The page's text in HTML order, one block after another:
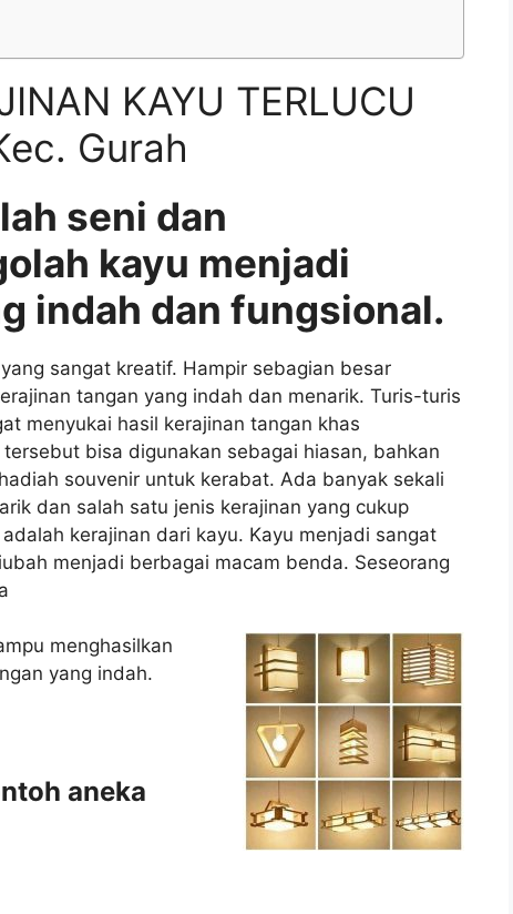
KAYU TERLUCU
Gurah
seni dan
kayu menjadi
indah dan fungsional.
sangat kreatif. Hampir sebagian besar
tangan yang indah dan menarik. Turis-turis
menyukai hasil kerajinan tangan khas
bisa digunakan sebagai hiasan, bahkan
souvenir untuk kerabat. Ada banyak sekali
dan salah satu jenis kerajinan yang cukup
kerajinan dari kayu. Kayu menjadi sangat
menjadi berbagai macam benda. Seseorang
menghasilkan
yang indah.
aneka